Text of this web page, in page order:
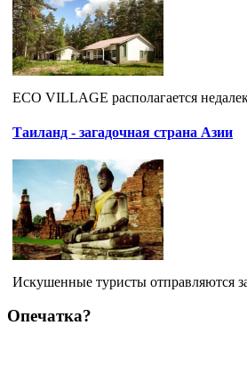
ECO VILLAGE располагается
Таиланд - загадочная страна Азии
Искушенные туристы отправляются
Опечатка?